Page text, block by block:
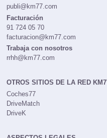
91 513 04 95
publi@km77.com
Facturación
91 724 05 70
facturacion@km77.com
Trabaja con nosotros
OTROS SITIOS DE LA RED KM77
Coches77
DriveMatch